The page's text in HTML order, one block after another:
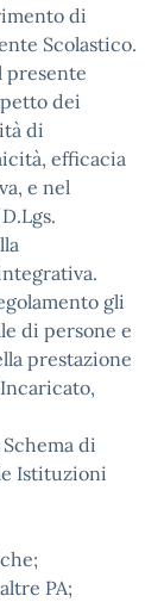
di
Scolastico.
dei
di
efficacia
e nel
gli
di persone e
prestazione
di
Istituzioni
PA;